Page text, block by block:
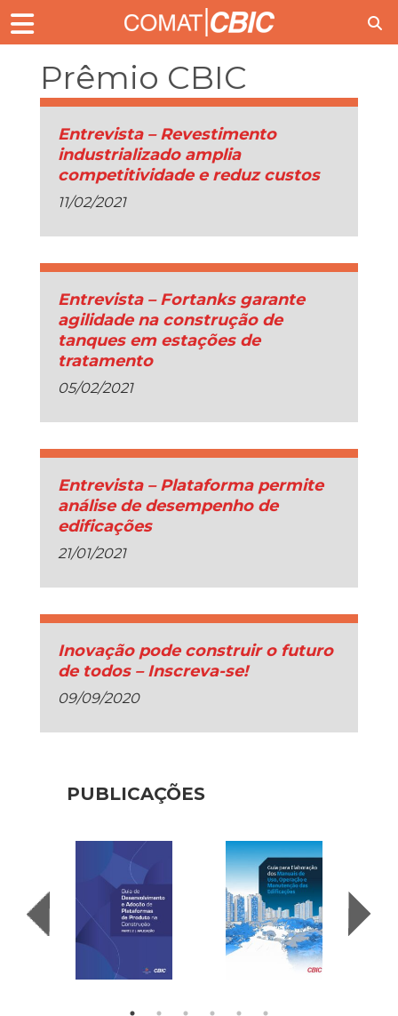
Prêmio CBIC
Entrevista – Revestimento
industrializado amplia
competitividade e reduz custos
11/02/2021
Entrevista – Fortanks garante
agilidade na construção de
tanques em estações de
tratamento
05/02/2021
Entrevista – Plataforma permite
análise de desempenho de
edificações
21/01/2021
Inovação pode construir o futuro
de todos – Inscreva-se!
09/09/2020
PUBLICAÇÕES